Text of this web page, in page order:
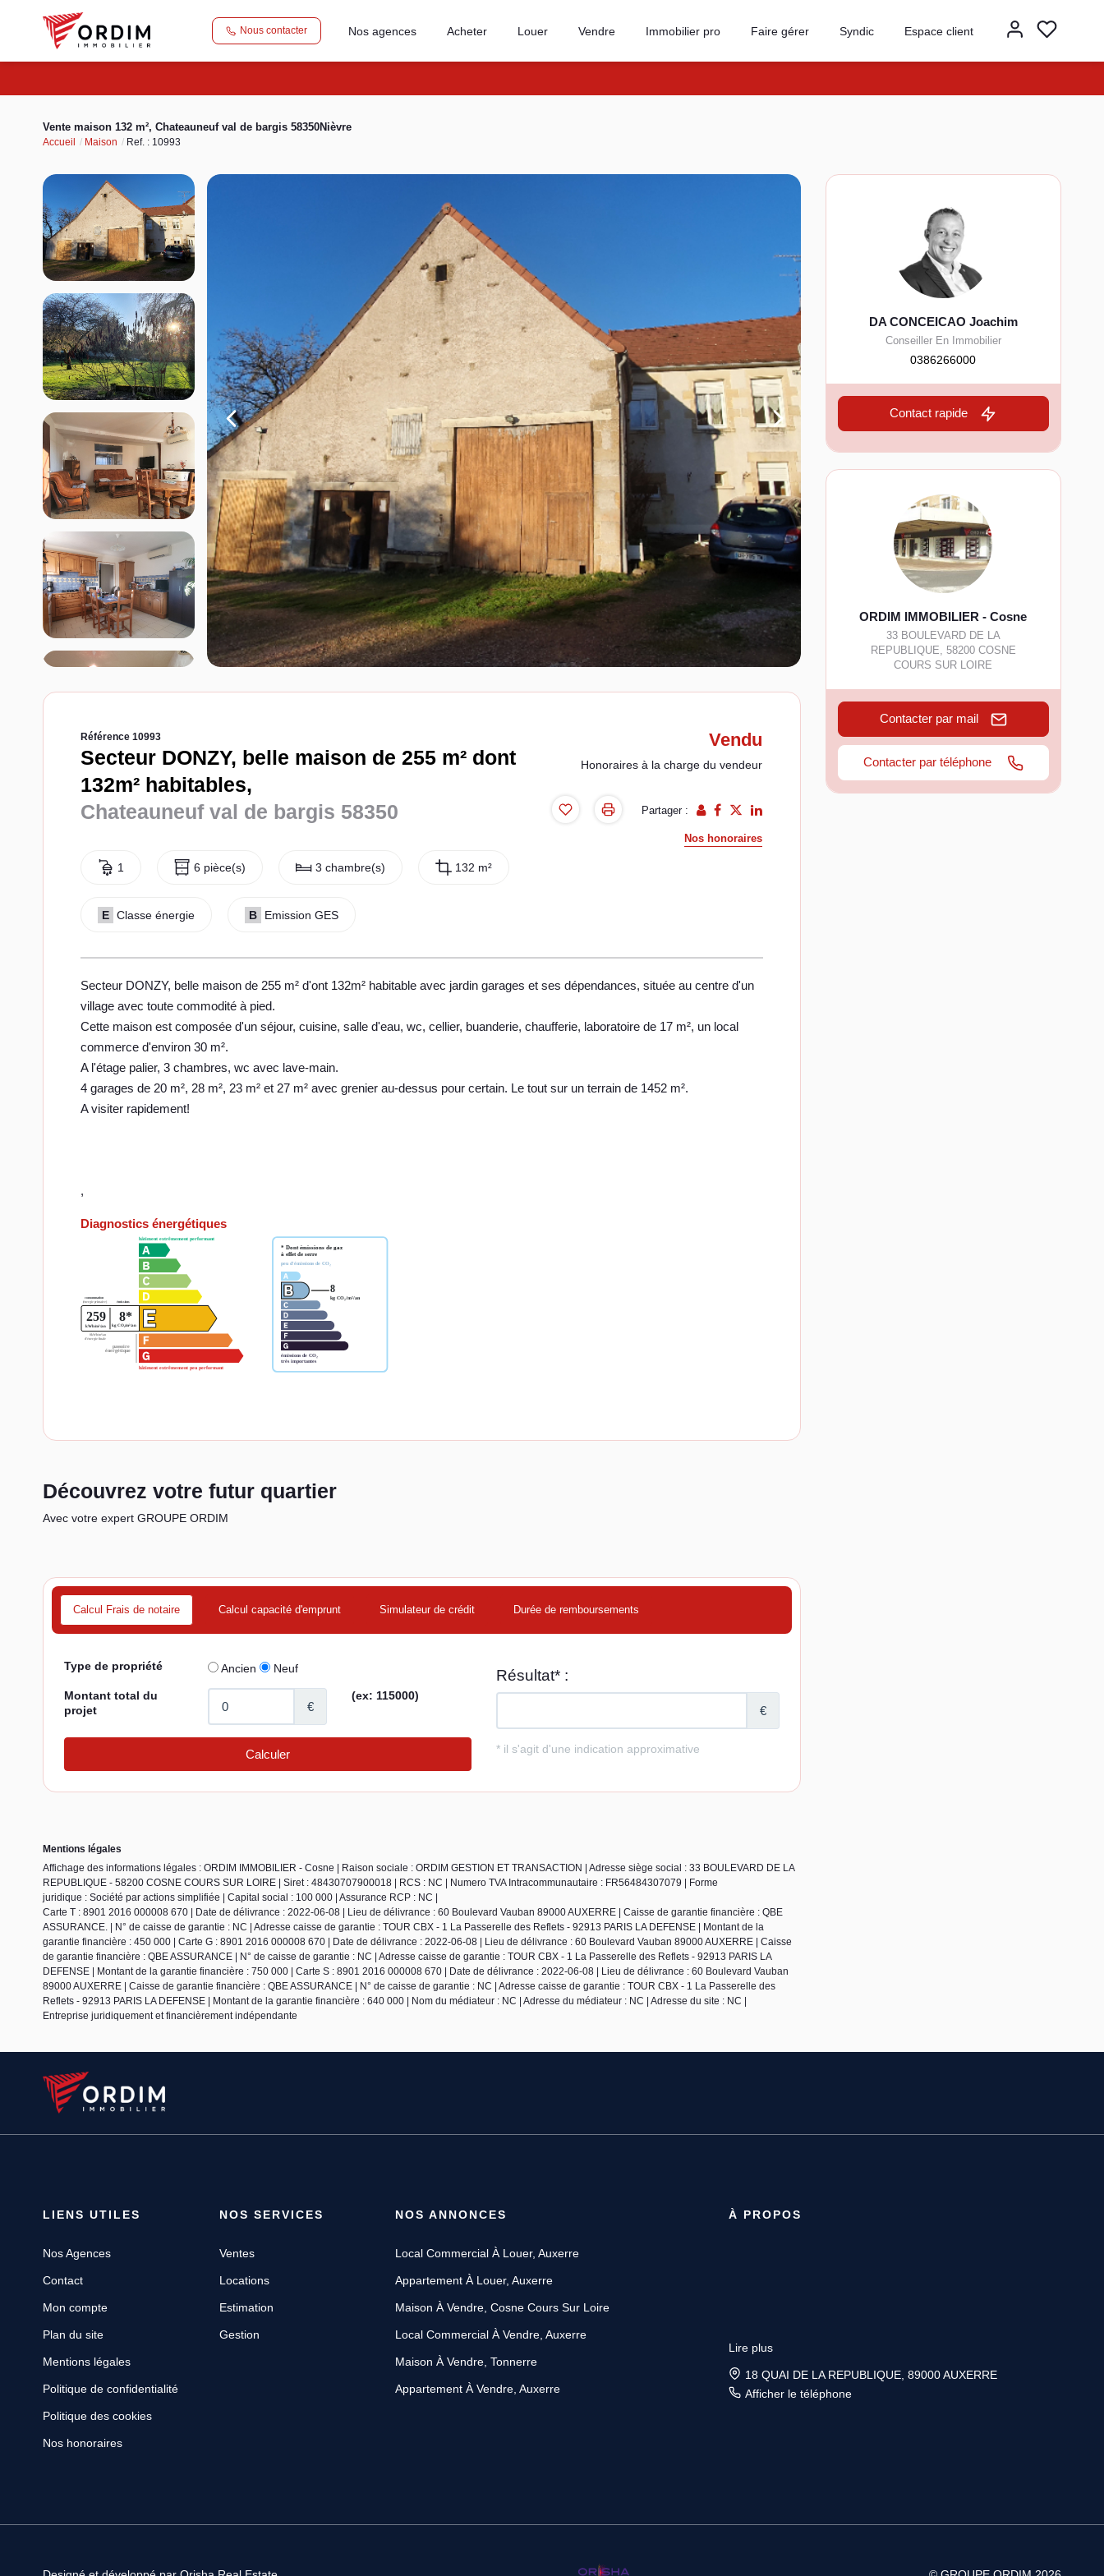
Nous contacter Nos agences Acheter Louer Vendre Immobilier pro Faire gérer Syndic Espace client
Vente maison 132 m², Chateauneuf val de bargis 58350Nièvre
Accueil Maison Ref. : 10993
Référence 10993
Secteur DONZY, belle maison de 255 m² dont
132m² habitables,
Chateauneuf val de bargis 58350
1 6 pièce(s) 3 chambre(s) 132 m²
E Classe énergie B Emission GES
Vendu
Honoraires à la charge du vendeur
Partager :
Nos honoraires
Secteur DONZY, belle maison de 255 m² d'ont 132m² habitable avec jardin garages et ses dépendances, située au centre d'un
village avec toute commodité à pied.
Cette maison est composée d'un séjour, cuisine, salle d'eau, wc, cellier, buanderie, chaufferie, laboratoire de 17 m², un local
commerce d'environ 30 m².
A l'étage palier, 3 chambres, wc avec lave-main.
4 garages de 20 m², 28 m², 23 m² et 27 m² avec grenier au-dessus pour certain. Le tout sur un terrain de 1452 m².
A visiter rapidement!
,
Diagnostics énergétiques
Découvrez votre futur quartier
Avec votre expert GROUPE ORDIM
Calcul Frais de notaire Calcul capacité d'emprunt Simulateur de crédit Durée de remboursements
DA CONCEICAO Joachim
Conseiller En Immobilier
0386266000
Contact rapide
ORDIM IMMOBILIER - Cosne
33 BOULEVARD DE LA
REPUBLIQUE, 58200 COSNE
COURS SUR LOIRE
Contacter par mail
Contacter par téléphone
Mentions légales
Affichage des informations légales : ORDIM IMMOBILIER - Cosne | Raison sociale : ORDIM GESTION ET TRANSACTION | Adresse siège social : 33 BOULEVARD DE LA
REPUBLIQUE - 58200 COSNE COURS SUR LOIRE | Siret : 48430707900018 | RCS : NC | Numero TVA Intracommunautaire : FR56484307079 | Forme
juridique : Société par actions simplifiée | Capital social : 100 000 | Assurance RCP : NC |
Carte T : 8901 2016 000008 670 | Date de délivrance : 2022-06-08 | Lieu de délivrance : 60 Boulevard Vauban 89000 AUXERRE | Caisse de garantie financière : QBE
ASSURANCE. | N° de caisse de garantie : NC | Adresse caisse de garantie : TOUR CBX - 1 La Passerelle des Reflets - 92913 PARIS LA DEFENSE | Montant de la
garantie financière : 450 000 | Carte G : 8901 2016 000008 670 | Date de délivrance : 2022-06-08 | Lieu de délivrance : 60 Boulevard Vauban 89000 AUXERRE | Caisse
de garantie financière : QBE ASSURANCE | N° de caisse de garantie : NC | Adresse caisse de garantie : TOUR CBX - 1 La Passerelle des Reflets - 92913 PARIS LA
DEFENSE | Montant de la garantie financière : 750 000 | Carte S : 8901 2016 000008 670 | Date de délivrance : 2022-06-08 | Lieu de délivrance : 60 Boulevard Vauban
89000 AUXERRE | Caisse de garantie financière : QBE ASSURANCE | N° de caisse de garantie : NC | Adresse caisse de garantie : TOUR CBX - 1 La Passerelle des
Reflets - 92913 PARIS LA DEFENSE | Montant de la garantie financière : 640 000 | Nom du médiateur : NC | Adresse du médiateur : NC | Adresse du site : NC |
Entreprise juridiquement et financièrement indépendante
LIENS UTILES
Nos Agences
Contact
Mon compte
Plan du site
Mentions légales
Politique de confidentialité
Politique des cookies
Nos honoraires
NOS SERVICES
Ventes
Locations
Estimation
Gestion
NOS ANNONCES
Local Commercial À Louer, Auxerre
Appartement À Louer, Auxerre
Maison À Vendre, Cosne Cours Sur Loire
Local Commercial À Vendre, Auxerre
Maison À Vendre, Tonnerre
Appartement À Vendre, Auxerre
À PROPOS
Lire plus
6 place Vauban, 89200 AVALLON
Afficher le téléphone